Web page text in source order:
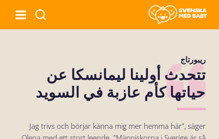
ريبورتاج
تتحدث أولينا ليمانسكا عن
حياتها كأم عازبة في السويد
Jag trivs och börjar känna mig mer hemma här”, säger